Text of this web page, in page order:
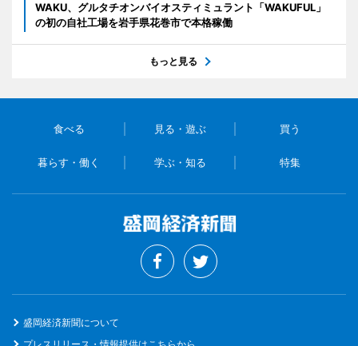
WAKU、グルタチオンバイオスティミュラント「WAKUFUL」
の初の自社工場を岩手県花巻市で本格稼働
もっと見る
食べる 見る・遊ぶ 買う
暮らす・働く 学ぶ・知る 特集
盛岡経済新聞について